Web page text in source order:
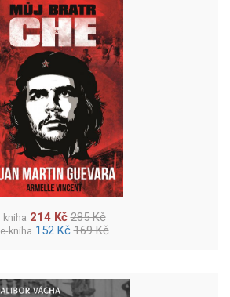
kniha 214 Kč 285 Kč
e-kniha 152 Kč 169 Kč